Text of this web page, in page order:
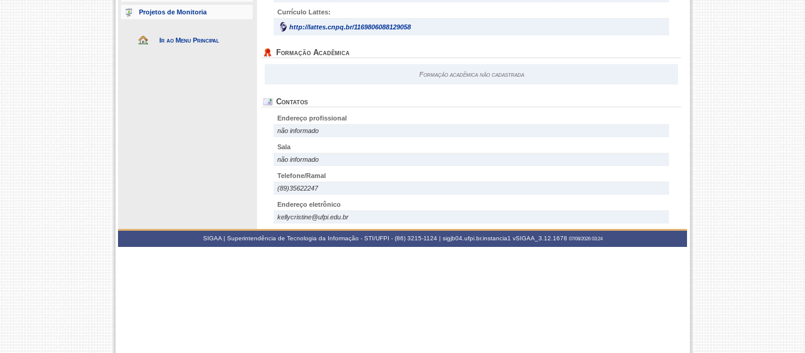
Projetos de Monitoria
Ir ao Menu Principal
Currículo Lattes:
http://lattes.cnpq.br/1169806088129058
Formação Acadêmica
Formação acadêmica não cadastrada
Contatos
Endereço profissional
não informado
Sala
não informado
Telefone/Ramal
(89)35622247
Endereço eletrônico
kellycristine@ufpi.edu.br
SIGAA | Superintendência de Tecnologia da Informação - STI/UFPI - (86) 3215-1124 | sigjb04.ufpi.br.instancia1 vSIGAA_3.12.1678 07/08/2026 03:24